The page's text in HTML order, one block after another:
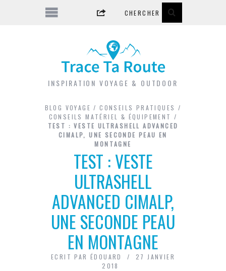
INSPIRATION VOYAGE & OUTDOOR
BLOG VOYAGE /CONSEILS PRATIQUES /
CONSEILS MATÉRIEL & ÉQUIPEMENT /
TEST : VESTE ULTRASHELL ADVANCED
CIMALP, UNE SECONDE PEAU EN
MONTAGNE
TEST : VESTE
ULTRASHELL
ADVANCED CIMALP,
UNE SECONDE PEAU
EN MONTAGNE
ECRIT PAR ÉDOUARD
27 JANVIER
2018